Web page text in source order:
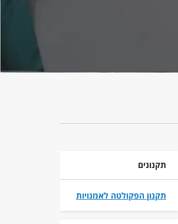
תקנונים
תקנון הפקולטה לאמנויות